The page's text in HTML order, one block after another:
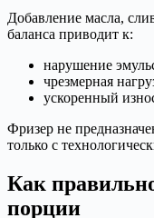
Добавление масла,
баланса приводит к:
нарушение
чрезмерная
ускоренный
Фризер не
только с
Как
порции